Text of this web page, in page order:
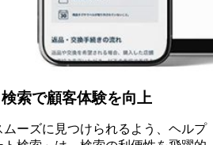
索で顧客体験を向上
ーズに見つけられるよう、ヘルプ